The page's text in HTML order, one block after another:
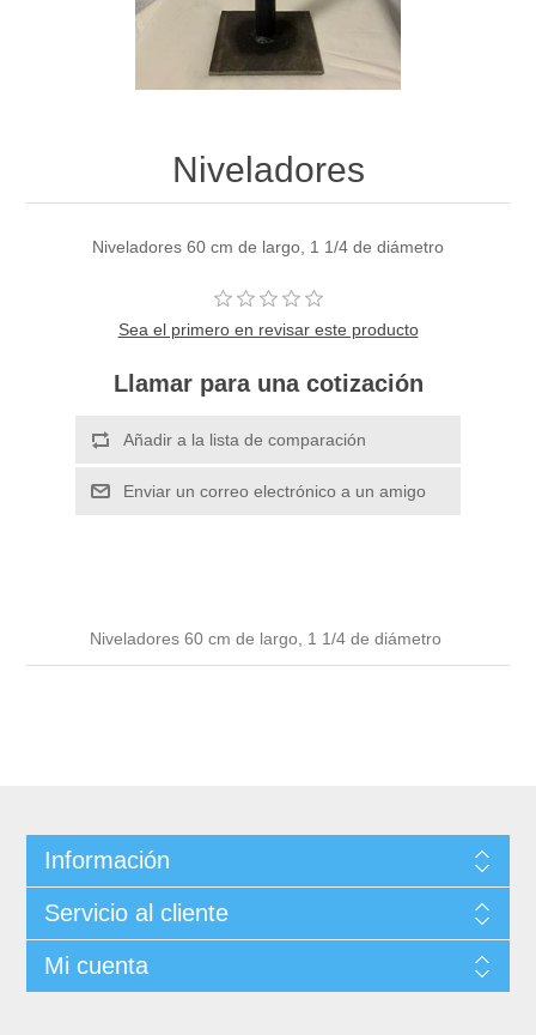
Niveladores
Niveladores 60 cm de largo, 1 1/4 de diámetro
Sea el primero en revisar este producto
Llamar para una cotización
Niveladores 60 cm de largo, 1 1/4 de diámetro
Información
Servicio al cliente
Mi cuenta